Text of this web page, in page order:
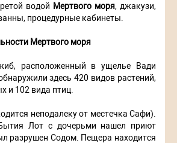
водой Мертвого моря, джакузи,
процедурные кабинеты.
Мертвого моря
расположенный в ущелье Вади
здесь 420 видов растений,
и 102 вида птиц.
неподалеку от местечка Сафи).
Лот с дочерьми нашел приют
разрушен Содом. Пещера находится